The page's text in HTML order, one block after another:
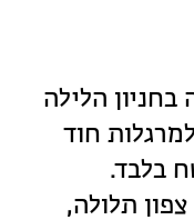
הלילה
חוד
בלבד.
תלולה,